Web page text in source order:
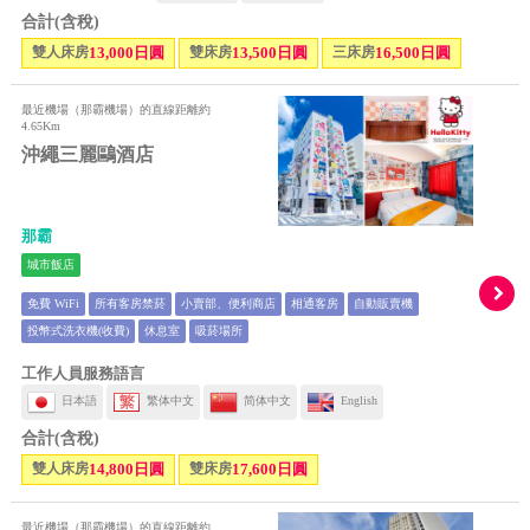
合計(含稅)
雙人床房13,000日圓 雙床房13,500日圓 三床房16,500日圓
最近機場（那霸機場）的直線距離約
4.65Km
沖繩三麗鷗酒店
那霸
城市飯店
免費 WiFi 所有客房禁菸 小賣部、便利商店 相通客房 自動販賣機
投幣式洗衣機(收費) 休息室 吸菸場所
工作人員服務語言
日本語 繁体中文 简体中文 English
合計(含稅)
雙人床房14,800日圓 雙床房17,600日圓
最近機場（那霸機場）的直線距離約